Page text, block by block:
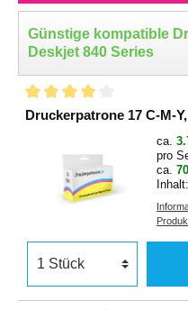
Günstige kompatible
Deskjet 840 Series
ca.
pro
ca.